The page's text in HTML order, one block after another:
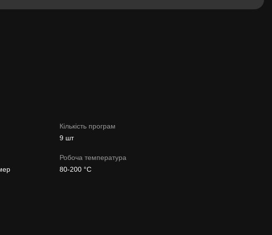
Кількість програм
9 шт
Робоча температура
80-200 °C